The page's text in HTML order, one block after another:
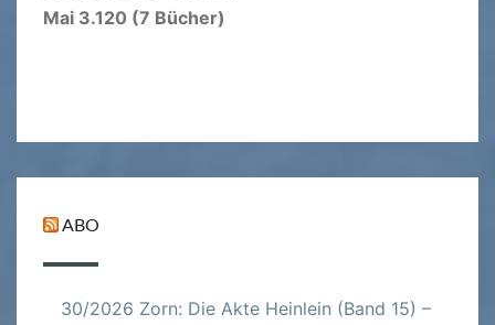
Mai 3.120 (7 Bücher)
ABO
30/2026 Zorn: Die Akte Heinlein (Band 15) –